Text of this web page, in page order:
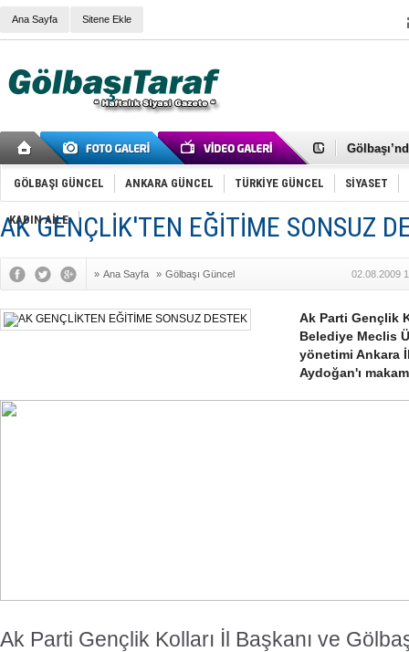
Ana Sayfa Sitene Ekle
Cemal
Samet
FAİZ
OLİMPİK
SÖZ
Mikail
Gölbaşı
İNCEK
GÖLBAŞI GÜNCEL ANKARA GÜNCEL TÜRKİYE GÜNCEL SİYASET
KADIN AİLE
AK GENÇLİK'TEN EĞİTİME SONSUZ
» Ana Sayfa » Gölbaşı Güncel 02.08.2009
Ak Parti Gençlik
Belediye Meclis
yönetimi Ankara
Aydoğan'ı
Ak Parti Gençlik Kolları İl Başkanı ve